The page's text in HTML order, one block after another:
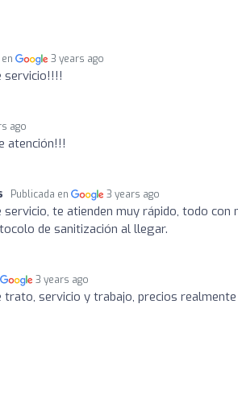
3 years ago
servicio!!!!
ago
atención!!!
Publicada en 3 years ago
servicio, te atienden muy rápido, todo con
de sanitización al llegar.
3 years ago
trato, servicio y trabajo, precios